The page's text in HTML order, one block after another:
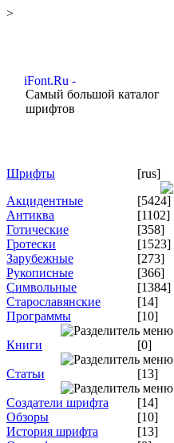
>
Самый большой каталог
шрифтов
Шрифты
[rus]
Акцидентные
[5424]
Антиква
[1102]
Готические
[358]
Гротески
[1523]
Зарубежные
[273]
Рукописные
[366]
Символьные
[1384]
Старославянские
[14]
Программы
[10]
Книги [0]
Статьи [13]
Создатели шрифта
[14]
Обзоры
[10]
История шрифта
[13]